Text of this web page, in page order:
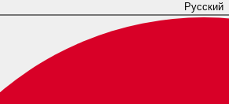
Русский